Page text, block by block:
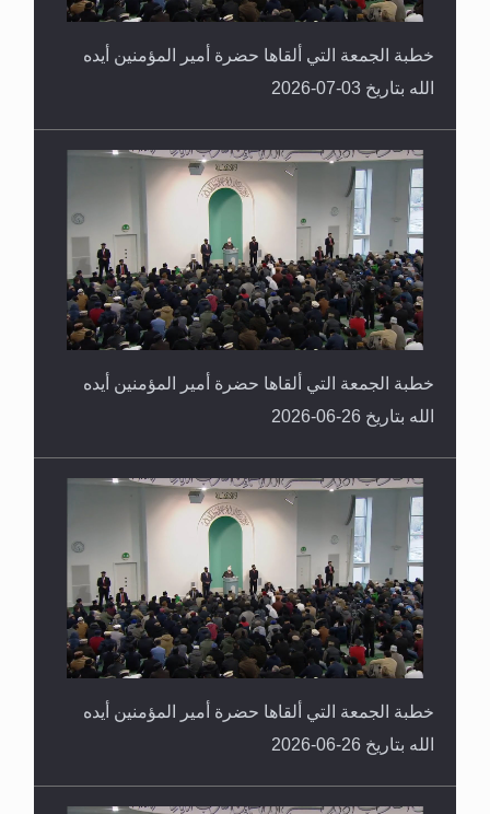
خطبة الجمعة التي ألقاها حضرة أمير المؤمنين أيده
الله بتاريخ 03-07-2026
خطبة الجمعة التي ألقاها حضرة أمير المؤمنين أيده
الله بتاريخ 26-06-2026
خطبة الجمعة التي ألقاها حضرة أمير المؤمنين أيده
الله بتاريخ 26-06-2026